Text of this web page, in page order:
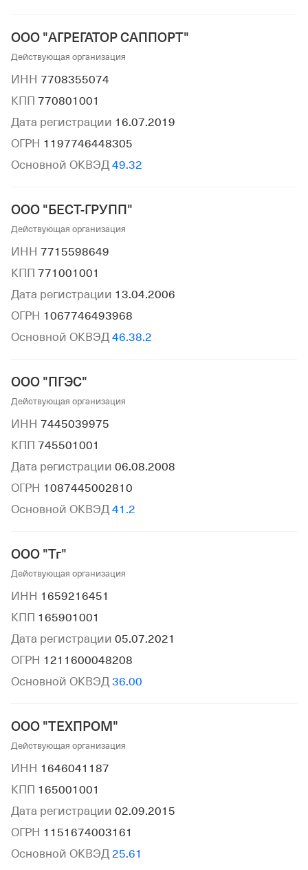
ООО "АГРЕГАТОР САППОРТ"
Действующая организация
ИНН 7708355074
КПП 770801001
Дата регистрации 16.07.2019
ОГРН 1197746448305
Основной ОКВЭД 49.32
ООО "БЕСТ-ГРУПП"
Действующая организация
ИНН 7715598649
КПП 771001001
Дата регистрации 13.04.2006
ОГРН 1067746493968
Основной ОКВЭД 46.38.2
ООО "ПГЭС"
Действующая организация
ИНН 7445039975
КПП 745501001
Дата регистрации 06.08.2008
ОГРН 1087445002810
Основной ОКВЭД 41.2
ООО "Тг"
Действующая организация
ИНН 1659216451
КПП 165901001
Дата регистрации 05.07.2021
ОГРН 1211600048208
Основной ОКВЭД 36.00
ООО "ТЕХПРОМ"
Действующая организация
ИНН 1646041187
КПП 165001001
Дата регистрации 02.09.2015
ОГРН 1151674003161
Основной ОКВЭД 25.61